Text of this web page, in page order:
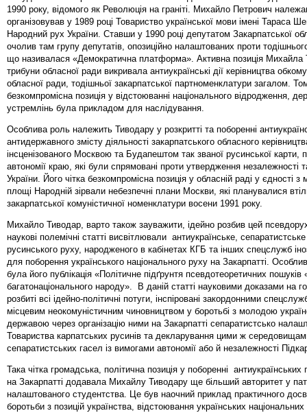
1990 року, відомого як Революція на граніті. Михайло Петрович
організовував у 1989 році Товариство української мови імені Тараса
Народний рух України. Ставши у 1990 році депутатом Закарпатської
очолив там групу депутатів, опозиційно налаштованих проти
що називалася «Демократична платформа». Активна позиція Михайла
трибуни обласної ради викривала антиукраїнські дії керівництва
обласної ради, тодішньої закарпатської партноменклатури загалом.
безкомпромісна позиція у відстоюванні національного відродження,
устремлінь була прикладом для наслідування.
Особлива роль належить Тиводару у розкритті та поборенні
антидержавного змісту діяльності закарпатського обласного
інсценізованого Москвою та Будапештом так званої русинської карти,
автономії краю, які були спрямовані проти утвердження незалежності
України. Його чітка безкомпромісна позиція у обласній раді у єдності
площі Народній зірвали небезпечні плани Москви, які планувалися
закарпатської комуністичної номенклатури восени 1991 року.
Михайло Тиводар, варто також зауважити, ідейно розбив цей
наукові полемічні статті висвітлювали антиукраїнське,
русинського руху, народженого в кабінетах КГБ та інших спецслужб
для поборення українського національного руху на Закарпатті.
була його публікація «Політичне підґрунтя псевдотеоретичних пошуків
багатонаціонального народу». В даній статті науковими доказами на
розбиті всі ідейно-політичні потуги, інспіровані закордонними
місцевим неокомуністичним чиновництвом у боротьбі з молодою
державою через організацію ними на Закарпатті сепаратистсько
Товариства карпатських русинів та декларування цими ж
сепаратистських гасел із вимогами автономії або й незалежності
Така чітка громадська, політична позиція у поборенні антиукраїнських
на Закарпатті додавала Михайлу Тиводару ще більший авторитет у
налаштованого студентства. Це був наочний приклад практичного
боротьби з позицій українства, відстоювання українських національних